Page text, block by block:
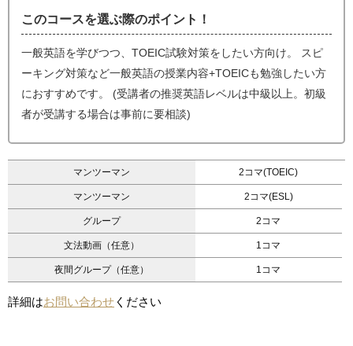
このコースを選ぶ際のポイント！
一般英語を学びつつ、TOEIC試験対策をしたい方向け。 スピ
ーキング対策など一般英語の授業内容+TOEICも勉強したい方
におすすめです。 (受講者の推奨英語レベルは中級以上。初級
者が受講する場合は事前に要相談)
マンツーマン 2コマ(TOEIC)
マンツーマン 2コマ(ESL)
グループ 2コマ
文法動画（任意） 1コマ
夜間グループ（任意） 1コマ
詳細はお問い合わせ ください